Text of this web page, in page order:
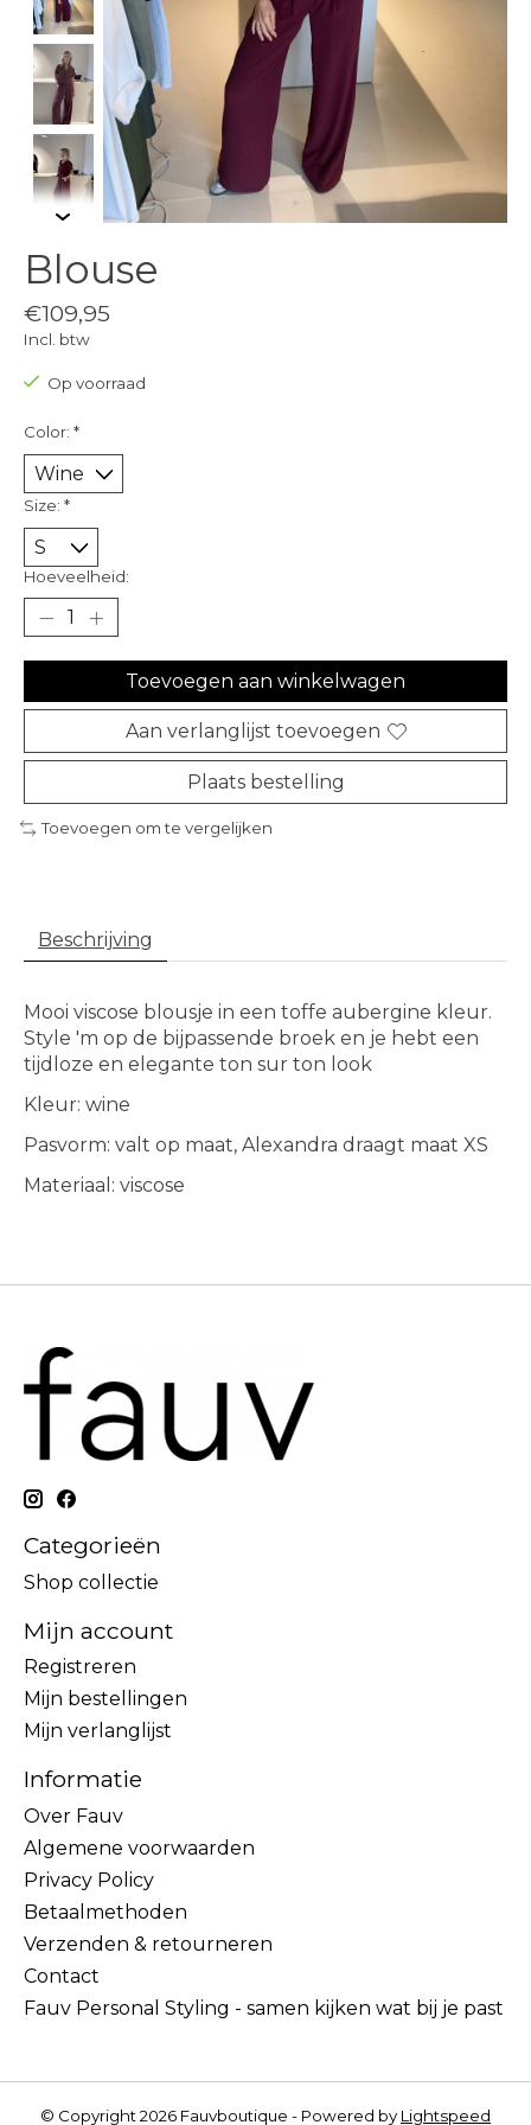
Blouse
€109,95
Incl. btw
Op voorraad
Color: *
Size: *
Hoeveelheid:
Toevoegen aan winkelwagen
Aan verlanglijst toevoegen
Plaats bestelling
Toevoegen om te vergelijken
Beschrijving
Mooi viscose blousje in een toffe aubergine kleur.
Style 'm op de bijpassende broek en je hebt een
tijdloze en elegante ton sur ton look
Kleur: wine
Pasvorm: valt op maat, Alexandra draagt maat XS
Materiaal: viscose
Categorieën
Shop collectie
Mijn account
Registreren
Mijn bestellingen
Mijn verlanglijst
Informatie
Over Fauv
Algemene voorwaarden
Privacy Policy
Betaalmethoden
Verzenden & retourneren
Contact
Fauv Personal Styling - samen kijken wat bij je past
© Copyright 2026 Fauvboutique - Powered by Lightspeed